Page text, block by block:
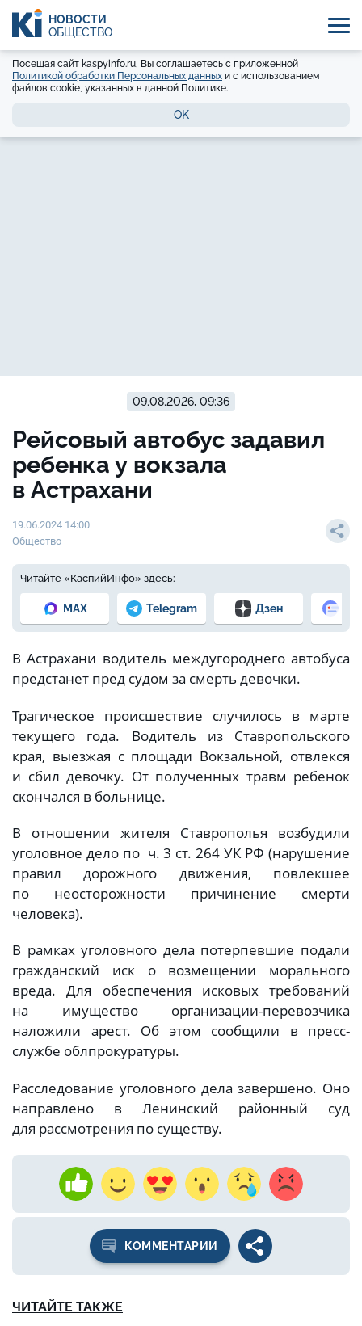
НОВОСТИ
ОБЩЕСТВО
Посещая сайт kaspyinfo.ru, Вы соглашаетесь с приложенной
Политикой обработки Персональных данных и с использованием
файлов cookie, указанных в данной Политике.
OK
09.08.2026, 09:36
Рейсовый автобус задавил
ребенка у вокзала
в Астрахани
19.06.2024 14:00
Общество
Читайте «КаспийИнфо» здесь:
MAX Telegram Дзен
В Астрахани водитель междугороднего автобуса
предстанет пред судом за смерть девочки.
Трагическое происшествие случилось в марте
текущего года. Водитель из Ставропольского
края, выезжая с площади Вокзальной, отвлекся
и сбил девочку. От полученных травм ребенок
скончался в больнице.
В отношении жителя Ставрополья возбудили
уголовное дело по ч. 3 ст. 264 УК РФ (нарушение
правил дорожного движения, повлекшее
по неосторожности причинение смерти
человека).
В рамках уголовного дела потерпевшие подали
гражданский иск о возмещении морального
вреда. Для обеспечения исковых требований
на имущество организации-перевозчика
наложили арест. Об этом сообщили в пресс-
службе облпрокуратуры.
Расследование уголовного дела завершено. Оно
направлено в Ленинский районный суд
для рассмотрения по существу.
КОММЕНТАРИИ
ЧИТАЙТЕ ТАКЖЕ